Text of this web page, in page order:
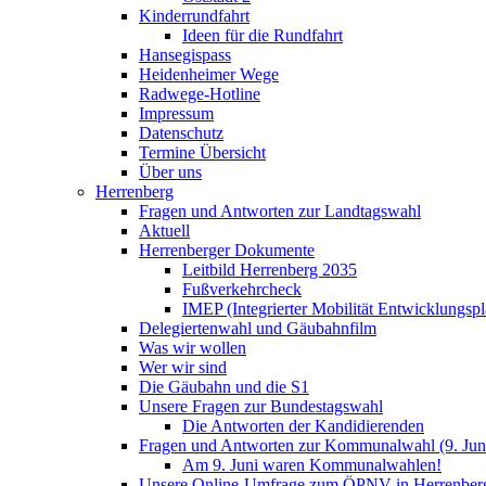
Kinderrundfahrt
Ideen für die Rundfahrt
Hansegispass
Heidenheimer Wege
Radwege-Hotline
Impressum
Datenschutz
Termine Übersicht
Über uns
Herrenberg
Fragen und Antworten zur Landtagswahl
Aktuell
Herrenberger Dokumente
Leitbild Herrenberg 2035
Fußverkehrcheck
IMEP (Integrierter Mobilität
Delegiertenwahl und Gäubahnfilm
Was wir wollen
Wer wir sind
Die Gäubahn und die S1
Unsere Fragen zur Bundestagswahl
Die Antworten der Kandidierenden
Fragen und Antworten zur Kommunalwahl (9.
Am 9. Juni waren Kommunalwahlen!